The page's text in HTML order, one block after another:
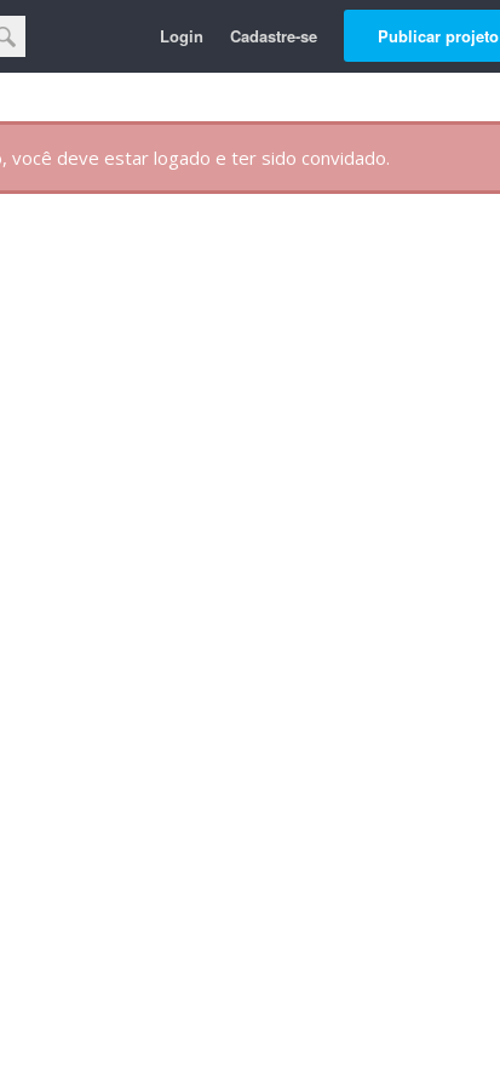
Login Cadastre-se Publicar projeto
deve estar logado e ter sido convidado.